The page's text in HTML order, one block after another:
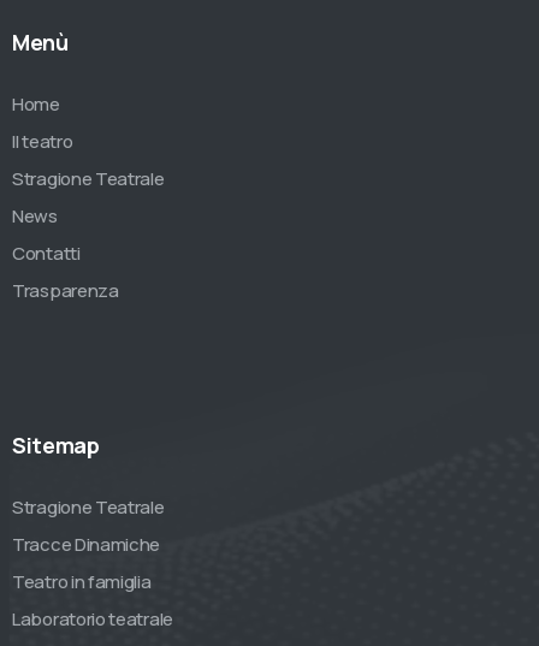
Menù
Home
Il teatro
Stragione Teatrale
News
Contatti
Trasparenza
Sitemap
Stragione Teatrale
Tracce Dinamiche
Teatro in famiglia
Laboratorio teatrale